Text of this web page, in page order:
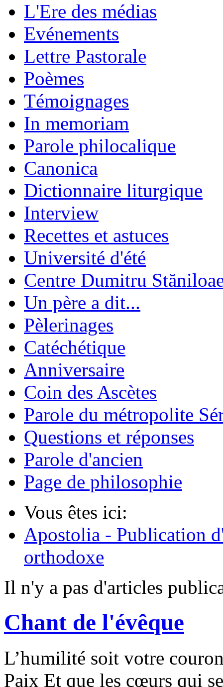
L'Ere des médias
Evénements
Lettre Pastorale
Poèmes
Témoignages
In memoriam
Parole philocalique
Canonica
Dictionnaire liturgique
Interview
Recettes et astuces
Université d'été
Centre Dumitru
Un père a dit...
Pèlerinages
Catéchétique
Anniversaire
Coin des Ascètes
Parole du métropolite
Questions et réponses
Parole d'ancien
Page de philosophie
Vous êtes ici:
Apostolia - Publication
orthodoxe
Il n'y a pas d'articles
Chant de l'évêque
L’humilité soit votre
Paix Et que les cœurs qui